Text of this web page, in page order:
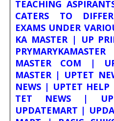
TEACHING
CATERS TO
EXAMS UNDER
KA MASTER | UP
MASTER COM |
MASTER | UPTET
NEWS | UPTET
TET NEWS |
UPDATEMART |